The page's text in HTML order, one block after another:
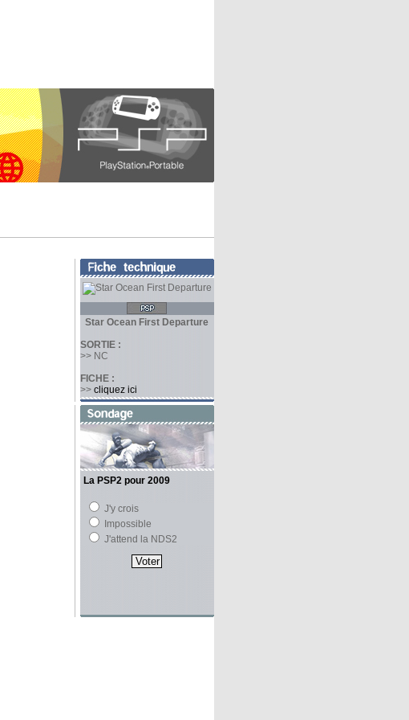
Star Ocean First Departure
SORTIE :
>> NC
FICHE :
>> cliquez ici
La PSP2 pour 2009
J'y crois
Impossible
J'attend la NDS2